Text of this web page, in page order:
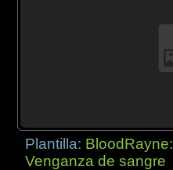
Plantilla: BloodRayne:
Venganza de sangre